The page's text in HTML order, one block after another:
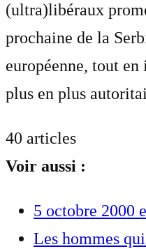
(ultra)libéraux
prochaine de la
européenne, tout
plus en plus
40 articles
Voir aussi :
5 octobre 2000
Les hommes